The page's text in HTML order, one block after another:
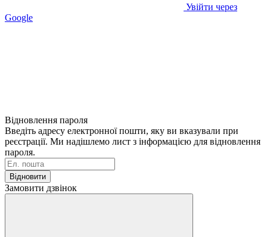
Увійти через
Google
Відновлення пароля
Введіть адресу електронної пошти, яку ви вказували при
реєстрації. Ми надішлемо лист з інформацією для відновлення
пароля.
Відновити
Замовити дзвінок